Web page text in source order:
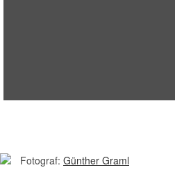
Fotograf: Günther Graml